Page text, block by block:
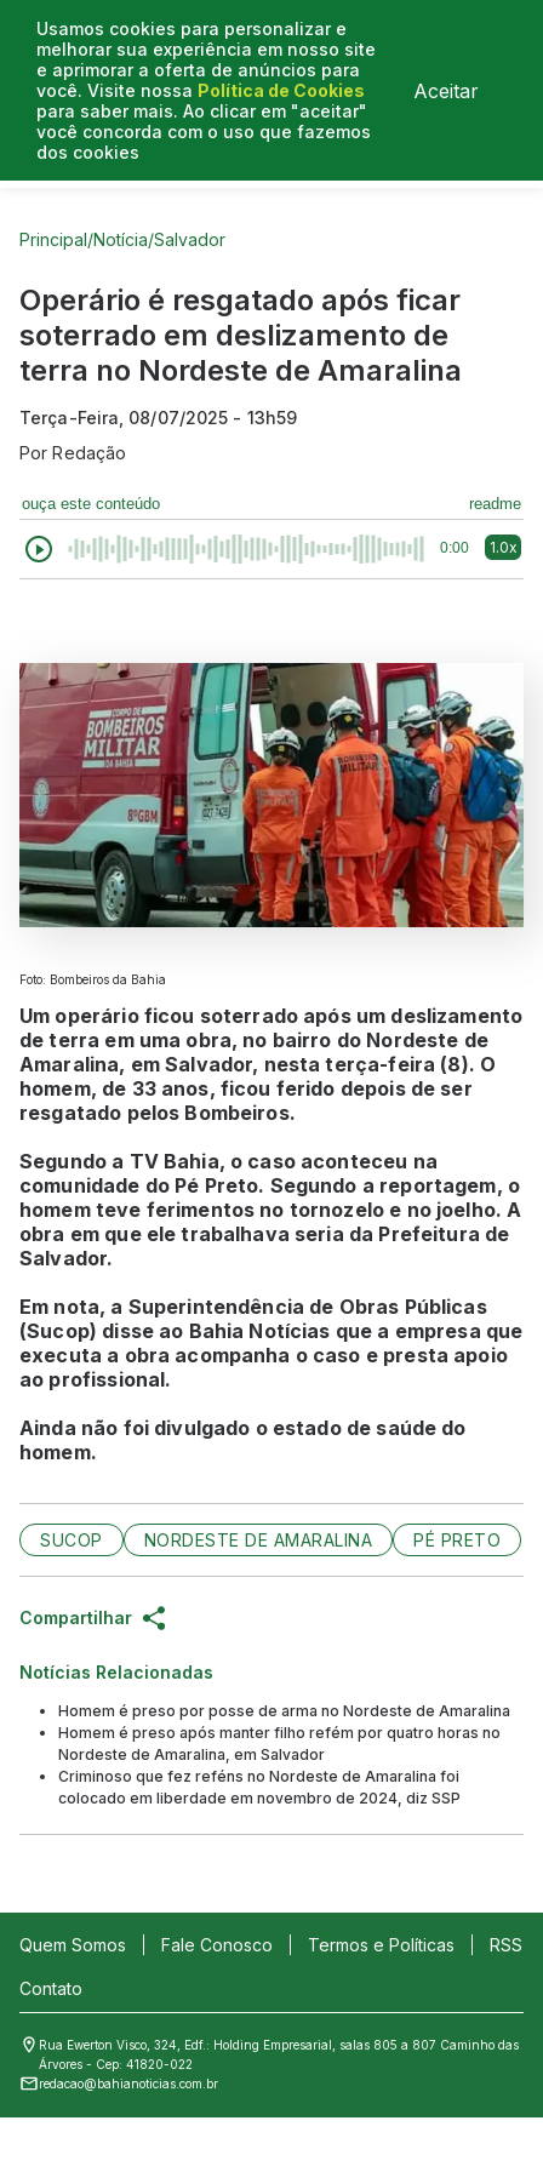
Usamos cookies para personalizar e
melhorar sua experiência em nosso site
e aprimorar a oferta de anúncios para
você. Visite nossa Política de Cookies
para saber mais. Ao clicar em "aceitar"
você concorda com o uso que fazemos
dos cookies
Aceitar
Curtas do Poder
Principal/Notícia/Salvador
Operário é resgatado após ficar
soterrado em deslizamento de
terra no Nordeste de Amaralina
Terça-Feira, 08/07/2025 - 13h59
PorRedação
ouça este conteúdo readme
0:00 1.0x
Foto: Bombeiros da Bahia
Um operário ficou soterrado após um deslizamento
de terra em uma obra, no bairro do Nordeste de
Amaralina, em Salvador, nesta terça-feira (8). O
homem, de 33 anos, ficou ferido depois de ser
resgatado pelos Bombeiros.
Segundo a TV Bahia, o caso aconteceu na
comunidade do Pé Preto. Segundo a reportagem, o
homem teve ferimentos no tornozelo e no joelho. A
obra em que ele trabalhava seria da Prefeitura de
Salvador.
Em nota, a Superintendência de Obras Públicas
(Sucop) disse ao Bahia Notícias que a empresa que
executa a obra acompanha o caso e presta apoio
ao profissional.
Ainda não foi divulgado o estado de saúde do
homem.
SUCOP NORDESTE DE AMARALINA PÉ PRETO
Compartilhar
Notícias Relacionadas
Homem é preso por posse de arma no Nordeste de Amaralina
Homem é preso após manter filho refém por quatro horas no
Nordeste de Amaralina, em Salvador
Criminoso que fez reféns no Nordeste de Amaralina foi
colocado em liberdade em novembro de 2024, diz SSP
Quem Somos Fale Conosco Termos e Políticas RSS
Contato
Rua Ewerton Visco, 324, Edf.: Holding Empresarial, salas 805 a 807 Caminho das
Árvores - Cep: 41820-022
redacao@bahianoticias.com.br